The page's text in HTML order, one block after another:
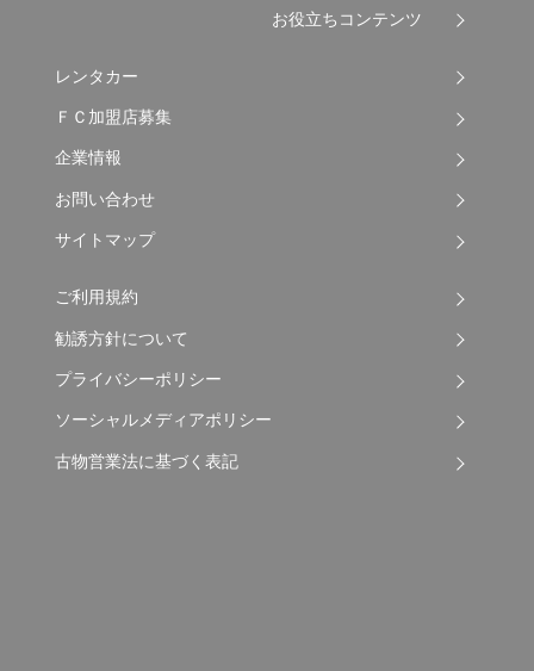
お役立ちコンテンツ
レンタカー
ＦＣ加盟店募集
企業情報
お問い合わせ
サイトマップ
ご利用規約
勧誘方針について
プライバシーポリシー
ソーシャルメディアポリシー
古物営業法に基づく表記